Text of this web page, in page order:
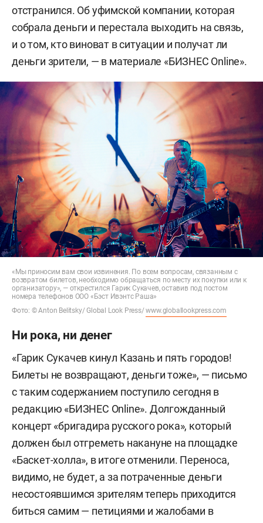
отстранился. Об уфимской компании, которая
собрала деньги и перестала выходить на связь,
и о том, кто виноват в ситуации и получат ли
деньги зрители, — в материале «БИЗНЕС Online».
«Мы приносим вам свои извинения. По всем вопросам, связанным с
возвратом билетов, необходимо обращаться по месту их покупки или к
организатору», — открестился Гарик Сукачев, оставив под постом
номера телефонов ООО «Бэст Ивэнтс Раша»
Фото: © Anton Belitsky/ Global Look Press/www.globallookpress.com
Ни рока, ни денег
«Гарик Сукачев кинул Казань и пять городов!
Билеты не возвращают, деньги тоже», — письмо
с таким содержанием поступило сегодня в
редакцию «БИЗНЕС Online». Долгожданный
концерт «бригадира русского рока», который
должен был отгреметь накануне на площадке
«Баскет-холла», в итоге отменили. Переноса,
видимо, не будет, а за потраченные деньги
несостоявшимся зрителям теперь приходится
биться самим — петициями и жалобами в